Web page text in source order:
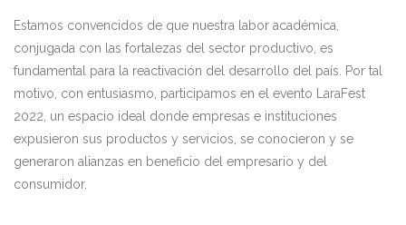
Estamos convencidos de que nuestra labor académica,
conjugada con las fortalezas del sector productivo, es
fundamental para la reactivación del desarrollo del país. Por tal
motivo, con entusiasmo, participamos en el evento LaraFest
2022, un espacio ideal donde empresas e instituciones
expusieron sus productos y servicios, se conocieron y se
generaron alianzas en beneficio del empresario y del
consumidor.